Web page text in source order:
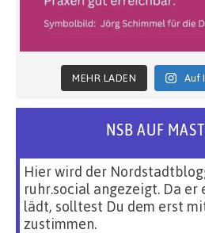
MEHR LADEN Auf
NSB AUF
Hier wird der
ruhr.social angezeigt. Da er
lädt, solltest Du dem erst
zustimmen.